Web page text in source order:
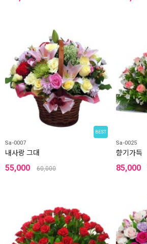
BEST
Sa-0007
내사랑 그대
55,000 60,000
Sa-0025
향기가득
85,000